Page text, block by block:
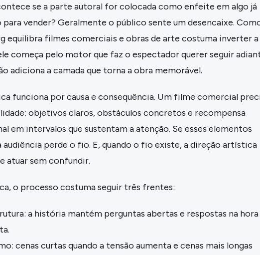
se a parte autoral for colocada como enfeite em algo já
vender? Geralmente o público sente um desencaixe.
equilibra filmes comerciais e obras de arte costuma inverter a
começa pelo motor que faz o espectador querer seguir
adiciona a camada que torna a obra memorável.
funciona por causa e consequência. Um filme comercial
objetivos claros, obstáculos concretos e recompensa
em intervalos que sustentam a atenção. Se esses elementos
audiência perde o fio. E, quando o fio existe, a direção artística
atuar sem confundir.
o processo costuma seguir três frentes:
a história mantém perguntas abertas e respostas na hora
cenas curtas quando a tensão aumenta e cenas mais longas